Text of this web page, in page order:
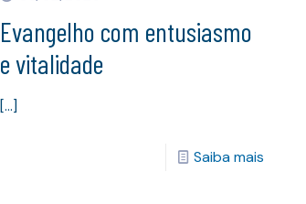
Evangelho com entusiasmo
e vitalidade
[…]
Saiba mais